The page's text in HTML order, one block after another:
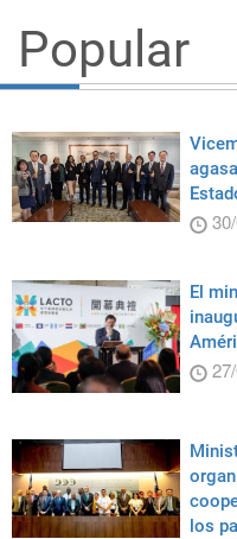
Popular
30/
El
27/
los